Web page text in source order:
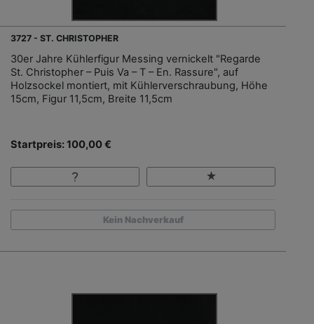
3727 - ST. CHRISTOPHER
30er Jahre Kühlerfigur Messing vernickelt "Regarde
St. Christopher – Puis Va – T – En. Rassure", auf
Holzsockel montiert, mit Kühlerverschraubung, Höhe
15cm, Figur 11,5cm, Breite 11,5cm
Startpreis: 100,00 €
Kein Nachverkauf